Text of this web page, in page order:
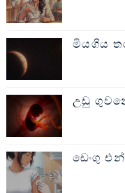
මියගිය
උඩු
ඩෙංගු